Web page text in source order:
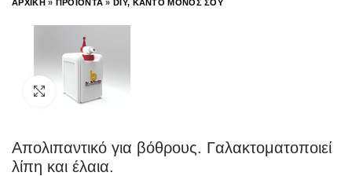
ΑΡΧΙΚΗ» ΠΡΟΪΟΝΤΑ »DIY, ΚΑΝΤΟ ΜΟΝΟΣ ΣΟΥ
Click to enlarge
Απολιπαντικό για βόθρους. Γαλακτοματοποιεί
λίπη και έλαια.